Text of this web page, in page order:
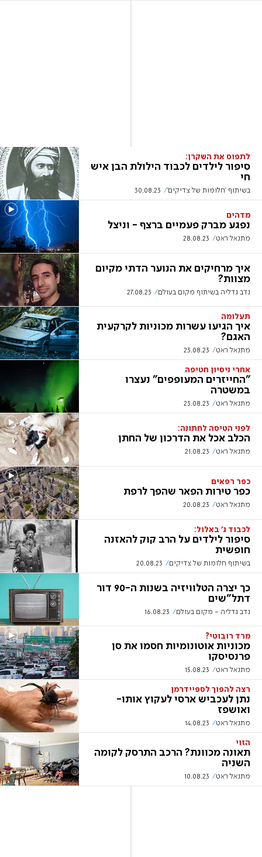
לתפוס את השקרן:
סיפור לילדים לכבוד הילולת הבן איש
חי
בשיתוף 'חלומות של צדיקים' 30.08.23
מדהים
נפגע מברק פעמיים ברצף - וניצל
מתנאל ראט 28.08.23
איך מרחיקים את הנוער הדתי מקיום
מצוות?
נדב גדליה בשיתוף מקום בעולם 27.08.23
תעלומה
איך הגיעו עשרות מכוניות לקרקעית
האגם?
מתנאל ראט 23.08.23
אחרי ניסיון חטיפה
"החייזרים המעופפים" נעצרו
במשטרה
מתנאל ראט 23.08.23
לפני הטיסה לחתונה:
הכלב אכל את הדרכון של החתן
מתנאל ראט 21.08.23
כפר רפאים
כפר טירות הפאר שהפך לרפת
מתנאל ראט 20.08.23
לכבוד ג' באלול:
סיפור לילדים על הרב קוק להאזנה
חופשית
בשיתוף חלומות של צדיקים 20.08.23
כך יצרה הטלוויזיה בשנות ה-90 דור
דתל"שים
נדב גדליה - מקום בעולם 16.08.23
מרד רובוטי?
מכוניות אוטונומיות חסמו את סן
פרנסיסקו
מתנאל ראט 15.08.23
רצה להפוך לספיידרמן
נתן לעכביש ארסי לעקוץ אותו-
ואושפז
מתנאל ראט 14.08.23
הזוי
תאונה מכוונת? הרכב התרסק לקומה
השניה
מתנאל ראט 10.08.23